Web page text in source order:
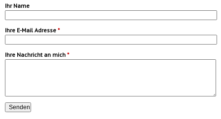
Ihr Name
Ihre E-Mail Adresse *
Ihre Nachricht an mich *